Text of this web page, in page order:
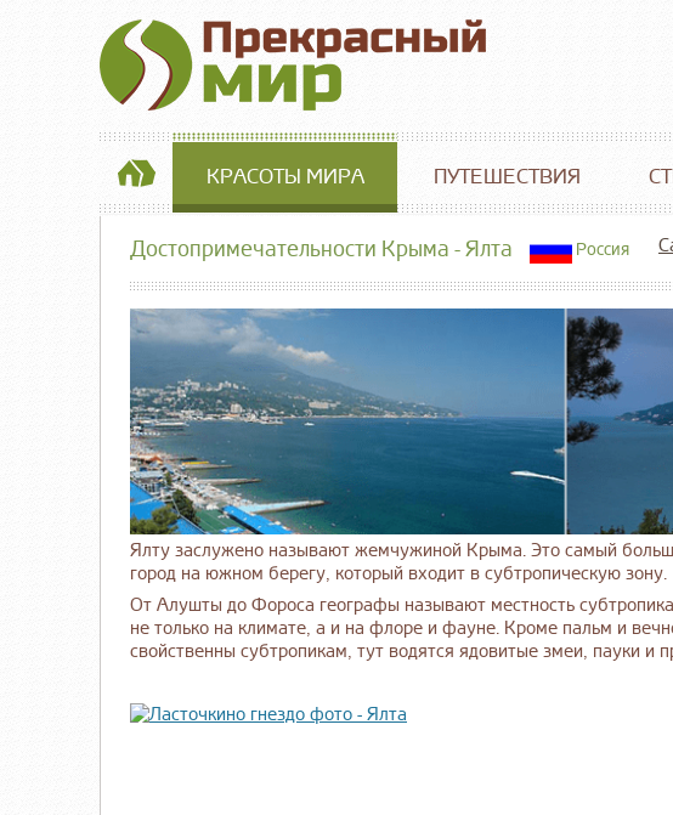
КРАСОТЫ МИРА ПУТЕШЕСТВИЯ
Достопримечательности Крыма - Ялта Россия
Ялту заслужено называют жемчужиной Крыма. Это самый
город на южном берегу, который входит в субтропическую зону.
От Алушты до Фороса географы называют местность
не только на климате, а и на флоре и фауне. Кроме пальм и
свойственны субтропикам, тут водятся ядовитые змеи, пауки и